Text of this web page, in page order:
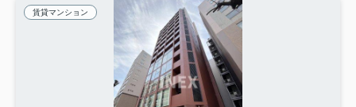
賃貸マンション